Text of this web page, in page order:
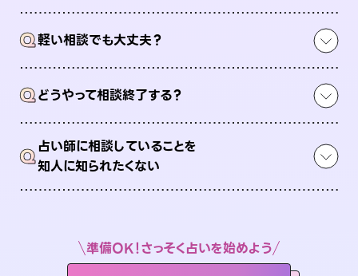
Q軽い相談でも大丈夫？
Qどうやって相談終了する？
Q占い師に相談していることを
知人に知られたくない
準備OK！さっそく占いを始めよう